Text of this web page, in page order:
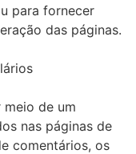
para fornecer
das páginas.
de um
nas páginas de
comentários, os